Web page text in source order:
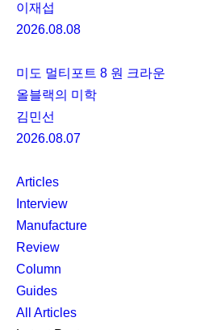
이재섭
2026.08.08
미도 멀티포트 8 원 크라운
올블랙의 미학
김민선
2026.08.07
Articles
Interview
Manufacture
Review
Column
Guides
All Articles